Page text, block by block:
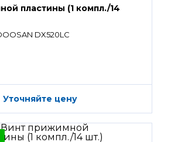
пластины (1 компл./14
DX520LC
Уточняйте цену